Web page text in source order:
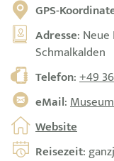
GPS-
Adresse:
Schmalkalden
Telefon:+49
eMail:
Website
Reisezeit: